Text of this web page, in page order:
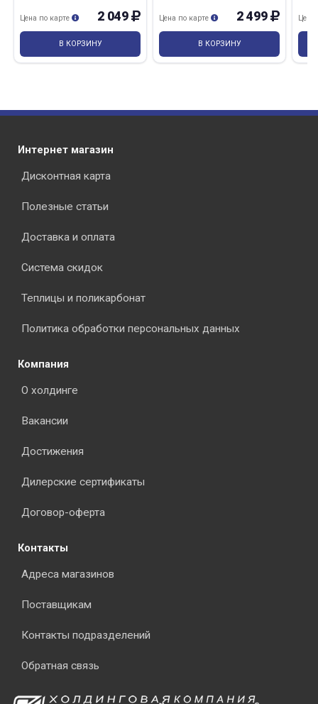
2 049
Цена по карте
В КОРЗИНУ
2 499
Цена по карте
В КОРЗИНУ
Цена
Интернет магазин
Дисконтная карта
Полезные статьи
Доставка и оплата
Система скидок
Теплицы и поликарбонат
Политика обработки персональных данных
Компания
О холдинге
Вакансии
Достижения
Дилерские сертификаты
Договор-оферта
Контакты
Адреса магазинов
Поставщикам
Контакты подразделений
Обратная связь